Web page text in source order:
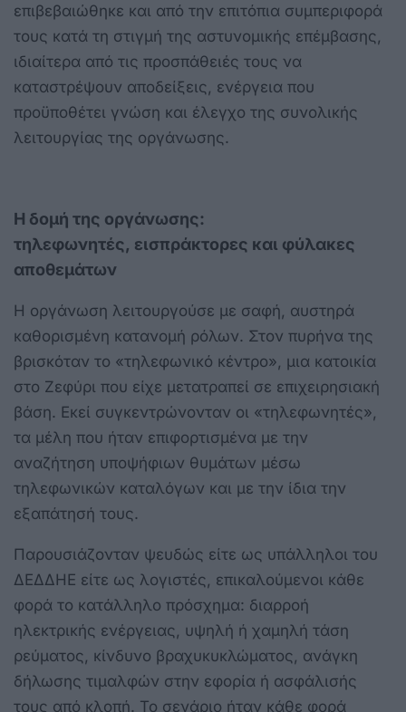
επιβεβαιώθηκε και από την επιτόπια συμπεριφορά
τους κατά τη στιγμή της αστυνομικής επέμβασης,
ιδιαίτερα από τις προσπάθειές τους να
καταστρέψουν αποδείξεις, ενέργεια που
προϋποθέτει γνώση και έλεγχο της συνολικής
λειτουργίας της οργάνωσης.
Η δομή της οργάνωσης:
τηλεφωνητές, εισπράκτορες και φύλακες
αποθεμάτων
Η οργάνωση λειτουργούσε με σαφή, αυστηρά
καθορισμένη κατανομή ρόλων. Στον πυρήνα της
βρισκόταν το «τηλεφωνικό κέντρο», μια κατοικία
στο Ζεφύρι που είχε μετατραπεί σε επιχειρησιακή
βάση. Εκεί συγκεντρώνονταν οι «τηλεφωνητές»,
τα μέλη που ήταν επιφορτισμένα με την
αναζήτηση υποψήφιων θυμάτων μέσω
τηλεφωνικών καταλόγων και με την ίδια την
εξαπάτησή τους.
Παρουσιάζονταν ψευδώς είτε ως υπάλληλοι του
ΔΕΔΔΗΕ είτε ως λογιστές, επικαλούμενοι κάθε
φορά το κατάλληλο πρόσχημα: διαρροή
ηλεκτρικής ενέργειας, υψηλή ή χαμηλή τάση
ρεύματος, κίνδυνο βραχυκυκλώματος, ανάγκη
δήλωσης τιμαλφών στην εφορία ή ασφάλισής
τους από κλοπή. Το σενάριο ήταν κάθε φορά